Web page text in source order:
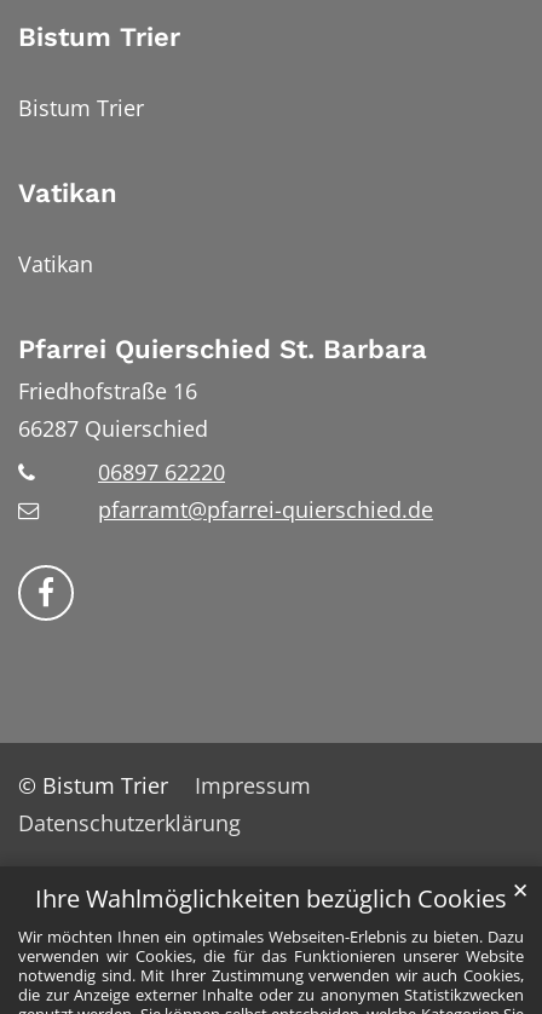
Ihre Wahlmöglichkeiten bezüglich Cookies
Wir möchten Ihnen ein optimales Webseiten-Erlebnis zu bieten. Dazu
verwenden wir Cookies, die für das Funktionieren unserer Website
notwendig sind. Mit Ihrer Zustimmung verwenden wir auch Cookies,
die zur Anzeige externer Inhalte oder zu anonymen Statistikzwecken
✕
Bistum Trier
Bistum Trier
Vatikan
Vatikan
Pfarrei Quierschied St. Barbara
Friedhofstraße 16
66287 Quierschied
06897 62220
pfarramt@pfarrei-quierschied.de
Bistum Trier auf Facebook
© Bistum Trier
Impressum
Datenschutzerklärung